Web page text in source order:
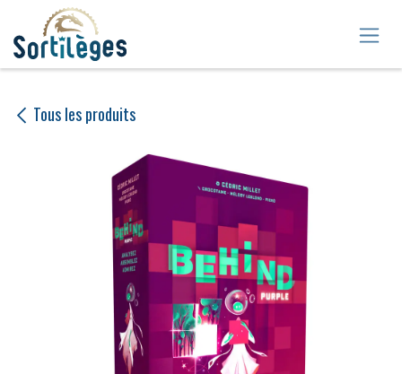
Se rendre au contenu
Tous les produits